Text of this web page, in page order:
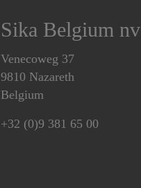
Sika Belgium nv
Venecoweg 37
9810 Nazareth
Belgium
+32 (0)9 381 65 00